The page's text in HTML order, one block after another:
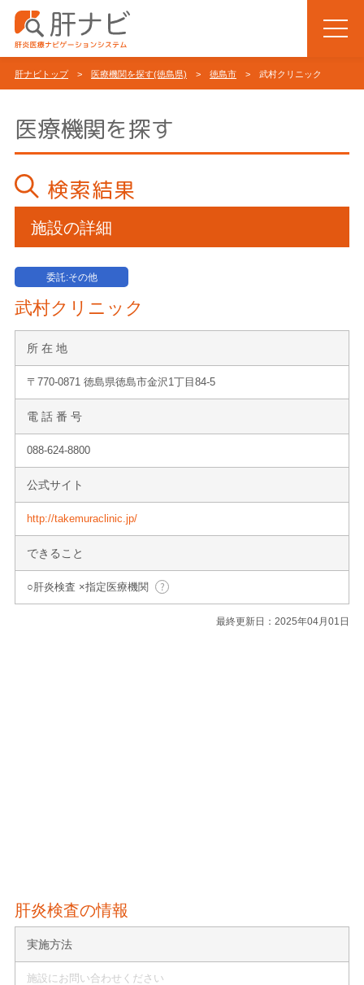
肝ナビトップ> 医療機関を探す(徳島県) > 徳島市 > 武村クリニック
医療機関を探す
検索結果
施設の詳細
委託:その他
武村クリニック
所 在 地
〒770-0871 徳島県徳島市金沢1丁目84-5
電 話 番 号
088-624-8800
公式サイト
http://takemuraclinic.jp/
できること
○肝炎検査 ×指定医療機関
最終更新日：2025年04月01日
肝炎検査の情報
実施方法
施設にお問い合わせください